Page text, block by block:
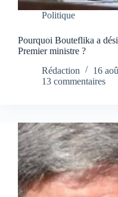
Politique
Pourquoi Bouteflika a
Premier ministre ?
Rédaction
16
13 commentaires